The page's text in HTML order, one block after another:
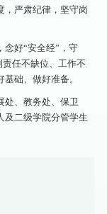
，严肃纪律，坚守岗
念好“安全经”，守
责任不缺位、工作不
础、做好准备。
处、教务处、保卫
及二级学院分管学生